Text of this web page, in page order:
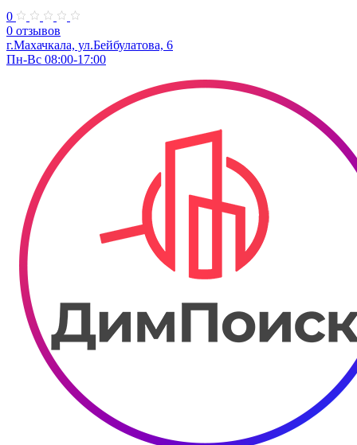
0
0 отзывов
г.Махачкала, ул.Бейбулатова, 6
Пн-Вс 08:00-17:00